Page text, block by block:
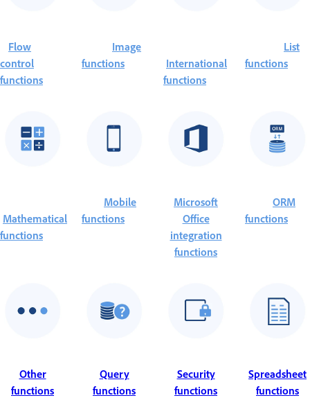
Flow
control
functions
Image
functions
International
functions
List
functions
Mathematical
functions
Mobile
functions
Microsoft
Office
integration
functions
ORM
functions
Other
functions
Query
functions
Security
functions
Spreadsheet
functions